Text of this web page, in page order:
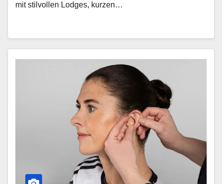
mit stilvollen Lodges, kurzen…